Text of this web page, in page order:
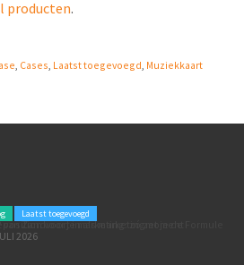
producten.
Cases Laatst toegevoegd Muziekkaart
Laatst toegevoegd
voor je marketing: zó zet je de Formule 1 GP van Zandvoort in als marketingmoment
2026